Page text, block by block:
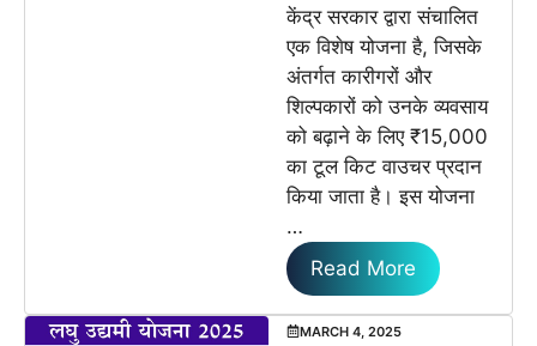
केंद्र सरकार द्वारा संचालित
एक विशेष योजना है, जिसके
अंतर्गत कारीगरों और
शिल्पकारों को उनके व्यवसाय
को बढ़ाने के लिए ₹15,000
का टूल किट वाउचर प्रदान
किया जाता है। इस योजना
…
Read More
MARCH 4, 2025